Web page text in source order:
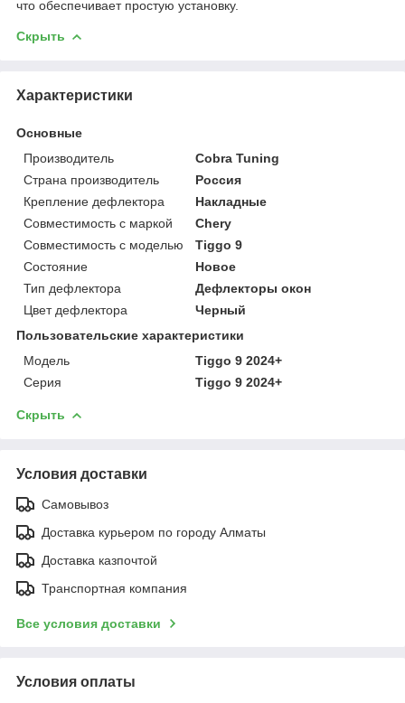
что обеспечивает простую установку.
Скрыть
Характеристики
Основные
Производитель
Cobra Tuning
Страна производитель
Россия
Крепление дефлектора
Накладные
Совместимость с маркой
Chery
Совместимость с моделью
Tiggo 9
Состояние
Новое
Тип дефлектора
Дефлекторы окон
Цвет дефлектора
Черный
Пользовательские характеристики
Модель
Tiggo 9 2024+
Серия
Tiggo 9 2024+
Скрыть
Условия доставки
Самовывоз
Доставка курьером по городу Алматы
Доставка казпочтой
Транспортная компания
Все условия доставки
Условия оплаты